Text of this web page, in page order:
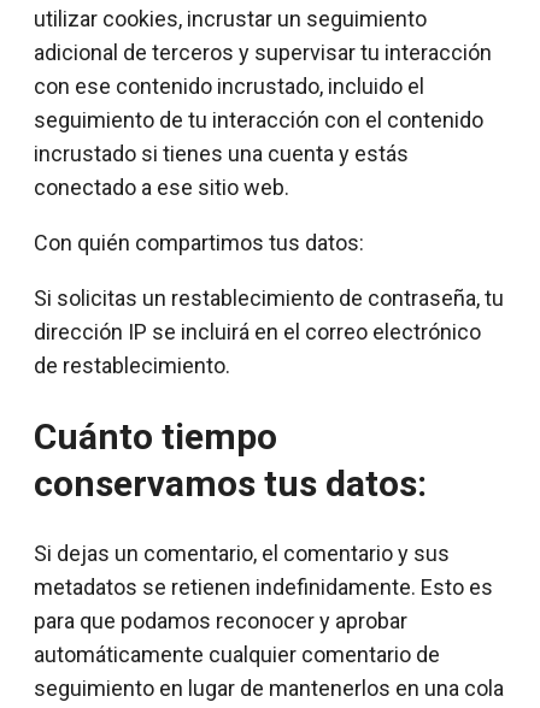
utilizar cookies, incrustar un seguimiento
adicional de terceros y supervisar tu interacción
con ese contenido incrustado, incluido el
seguimiento de tu interacción con el contenido
incrustado si tienes una cuenta y estás
conectado a ese sitio web.
Con quién compartimos tus datos:
Si solicitas un restablecimiento de contraseña, tu
dirección IP se incluirá en el correo electrónico
de restablecimiento.
Cuánto tiempo
conservamos tus datos:
Si dejas un comentario, el comentario y sus
metadatos se retienen indefinidamente. Esto es
para que podamos reconocer y aprobar
automáticamente cualquier comentario de
seguimiento en lugar de mantenerlos en una cola